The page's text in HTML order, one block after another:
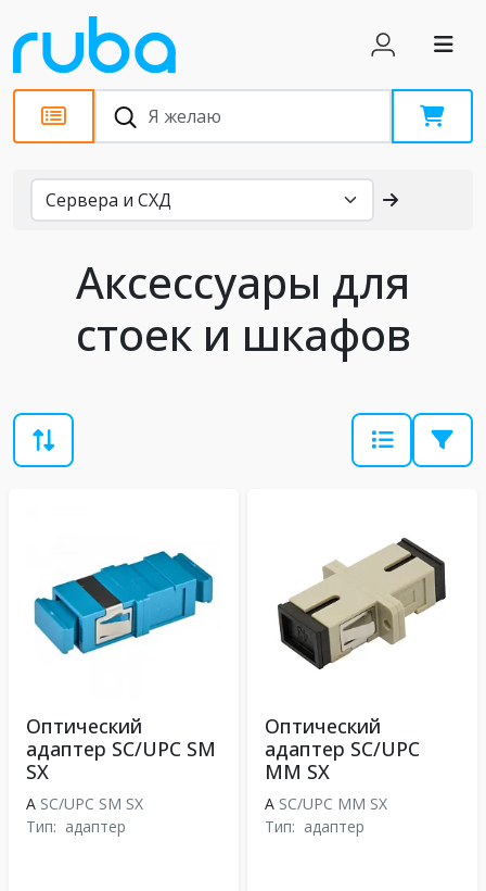
Каталог
Аксессуары для
стоек и шкафов
Оптический
адаптер SC/UPC SM
SX
A SC/UPC SM SX
Тип: адаптер
Оптический
адаптер SC/UPC
MM SX
A SC/UPC MM SX
Тип: адаптер